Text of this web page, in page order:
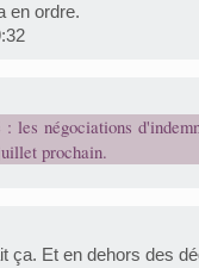
en ordre.
les négociations
prochain.
ça. Et en dehors des